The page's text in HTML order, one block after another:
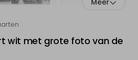
Meer
wit met grote foto van de